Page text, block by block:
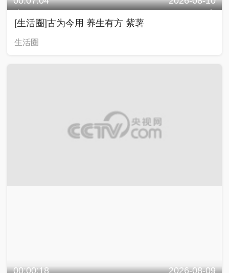
[生活圈]古为今用 养生有方 紫薯
生活圈
00:00:18 2026-08-09